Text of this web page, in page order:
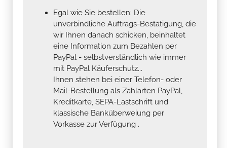
Egal wie Sie bestellen: Die
unverbindliche Auftrags-Bestätigung, die
wir Ihnen danach schicken, beinhaltet
eine Information zum Bezahlen per
PayPal - selbstverständlich wie immer
mit PayPal Käuferschutz...
Ihnen stehen bei einer Telefon- oder
Mail-Bestellung als Zahlarten PayPal,
Kreditkarte, SEPA-Lastschrift und
klassische Banküberweiung per
Vorkasse zur Verfügung .